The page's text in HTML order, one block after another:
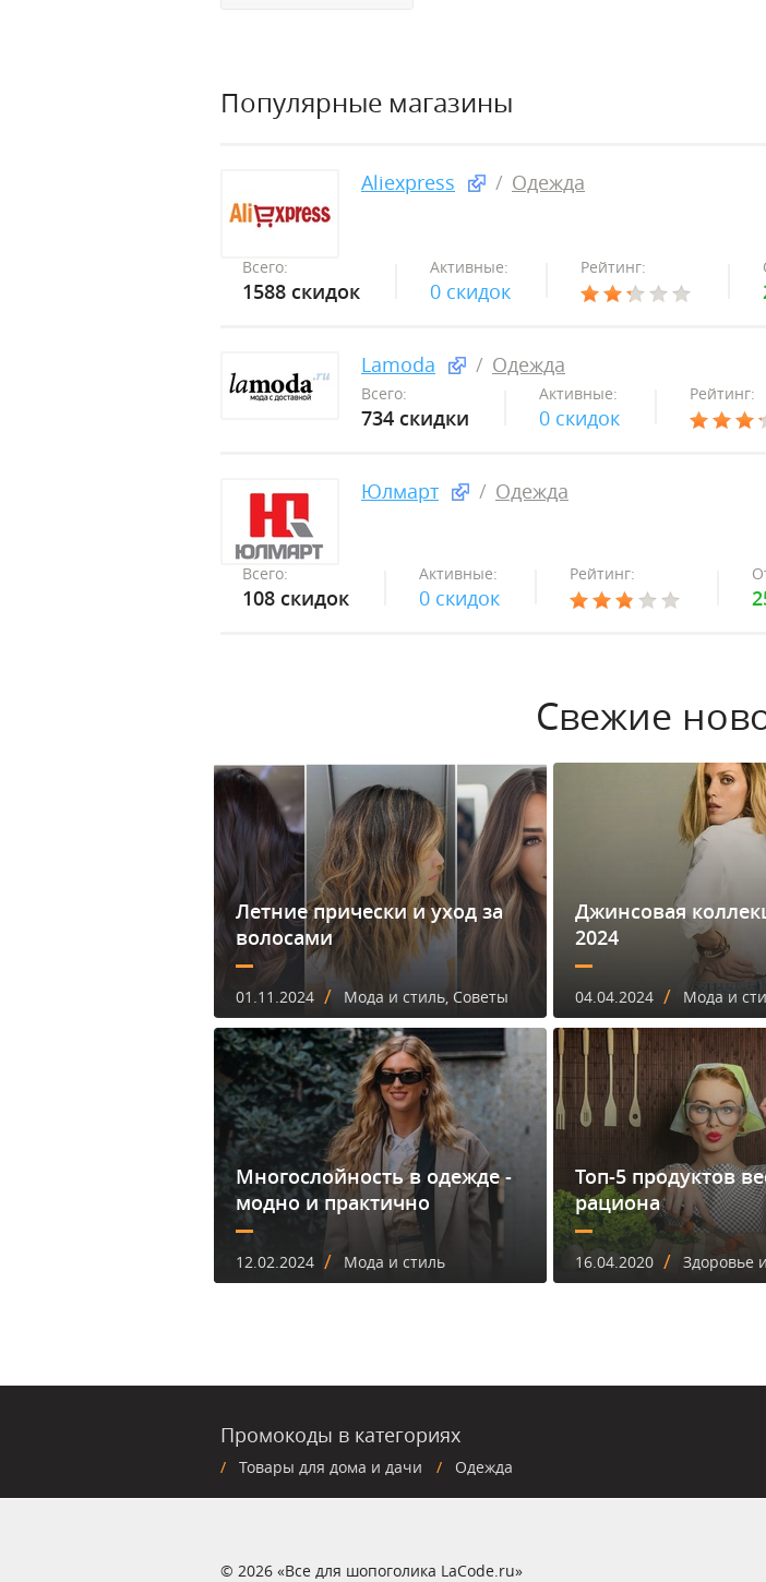
Популярные магазины
Aliexpress Одежда
Всего:
1588 скидок
Активные:
0 скидок
Рейтинг:
Lamoda Одежда
Всего:
734 скидки
Активные:
0 скидок
Рейтинг:
Юлмарт Одежда
Всего:
108 скидок
Активные:
0 скидок
Рейтинг:
Свежие
Летние прически и уход за
волосами
01.11.2024 / Мода и стиль, Советы
Джинсовая
2024
04.04.2024 / Мода и
Многослойность в одежде -
модно и практично
12.02.2024 / Мода и стиль
Топ-5 продуктов
рациона
16.04.2020 / Здоровье
Промокоды в категориях
Товары для дома и дачи Одежда
© 2026 «Все для шопоголика LaCode.ru»